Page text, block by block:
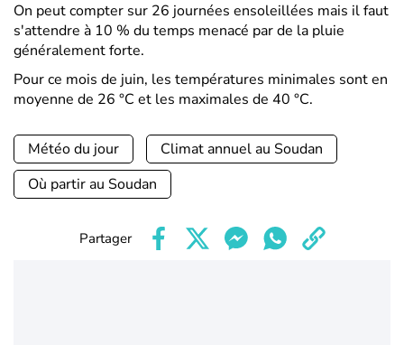
On peut compter sur 26 journées ensoleillées mais il faut
s'attendre à 10 % du temps menacé par de la pluie
généralement forte.
Pour ce mois de juin, les températures minimales sont en
moyenne de 26 °C et les maximales de 40 °C.
Météo du jour
Climat annuel au Soudan
Où partir au Soudan
Partager